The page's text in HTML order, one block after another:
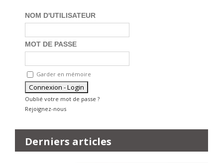
NOM D'UTILISATEUR
MOT DE PASSE
Garder en mémoire
Oublié votre mot de passe ?
Rejoignez-nous
Derniers articles